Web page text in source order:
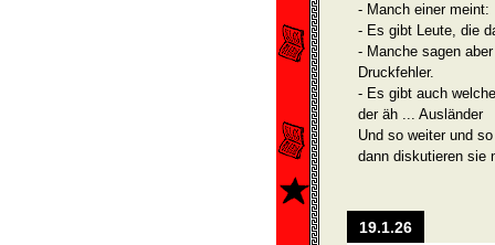
- Manch einer
- Es gibt Leute, die
- Manche sagen
Druckfehler.
- Es gibt auch
der äh ... Ausländer
Und so weiter und
dann diskutieren sie
19.1.26